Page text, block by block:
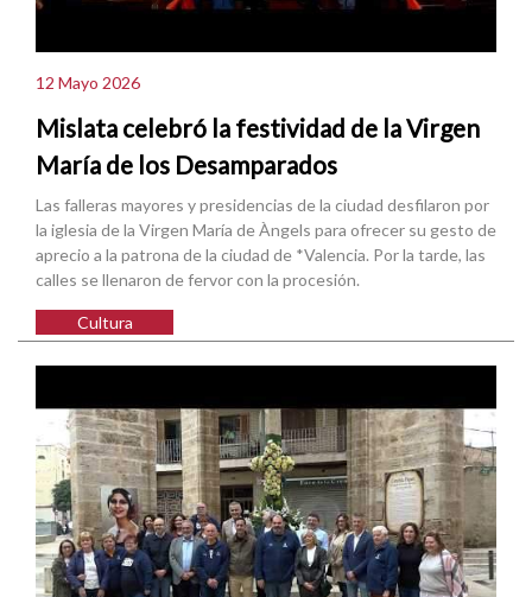
12 Mayo 2026
Mislata celebró la festividad de la Virgen
María de los Desamparados
Las falleras mayores y presidencias de la ciudad desfilaron por
la iglesia de la Virgen María de Àngels para ofrecer su gesto de
aprecio a la patrona de la ciudad de *Valencia. Por la tarde, las
calles se llenaron de fervor con la procesión.
Cultura